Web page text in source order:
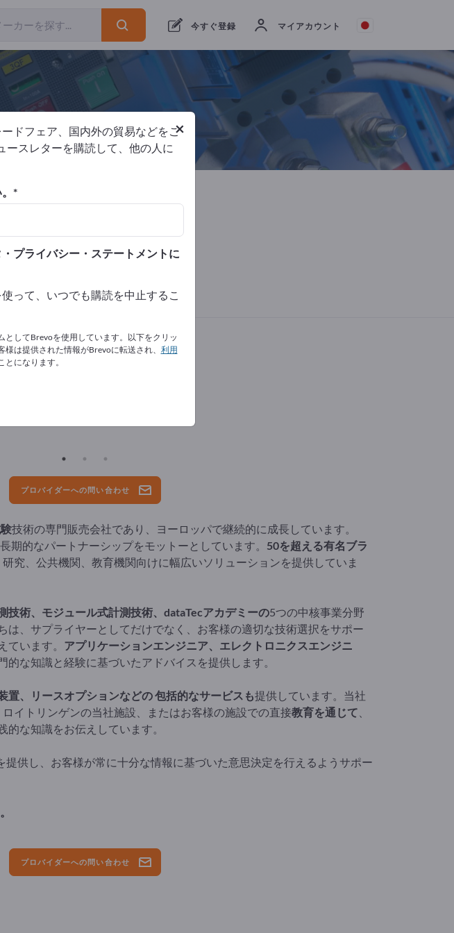
今すぐ登録 マイアカウント
ダーへの問い合わせ
への
問い
合わ
せ
AG
プロバイダーへの問い合わせ
技術の専門販売会社であり、ヨーロッパで継続的に成長しています。
期的なパートナーシップをモットーとしています。 50を超える有名ブラ
研究、公共機関、教育機関向けに幅広いソリューションを提供していま
技術、モジュール式計測技術、dataTecアカデミーの5つの中核事業分野
は、サプライヤーとしてだけでなく、お客様の適切な技術選択をサポー
ています。 アプリケーションエンジニア、エレクトロニクスエンジニ
的な知識と経験に基づいたアドバイスを提供します。
置、リースオプションなどの包括的なサービスも提供しています。当社
ロイトリンゲンの当社施設、またはお客様の施設での直接教育を通じて
的な知識をお伝えしています。
提供し、お客様が常に十分な情報に基づいた意思決定を行えるようサポー
プロバイダーへの問い合わせ
×
ドフェア、国内外の貿易などをご
ースレターを購読して、他の人に
プライバシー・ステートメントに
って、いつでも購読を中止するこ
してBrevoを使用しています。以下をクリッ
は提供された情報がBrevoに転送され、 利用
になります。